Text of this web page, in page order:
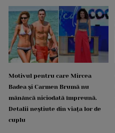
Motivul pentru care Mircea
Badea și Carmen Brumă nu
mănâncă niciodată împreună.
Detalii neștiute din viața lor de
cuplu